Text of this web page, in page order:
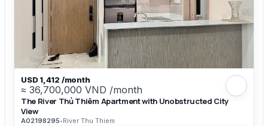
USD 1,412 /month
≈ 36,700,000 VND /month
The River Thủ Thiêm Apartment with Unobstructed City
View
A02198295•River Thu Thiem